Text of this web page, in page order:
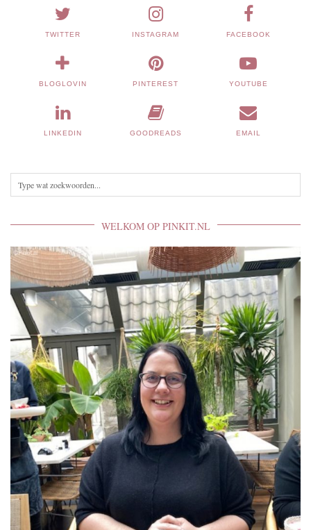
TWITTER INSTAGRAM FACEBOOK
BLOGLOVIN PINTEREST YOUTUBE
LINKEDIN GOODREADS EMAIL
WELKOM OP PINKIT.NL